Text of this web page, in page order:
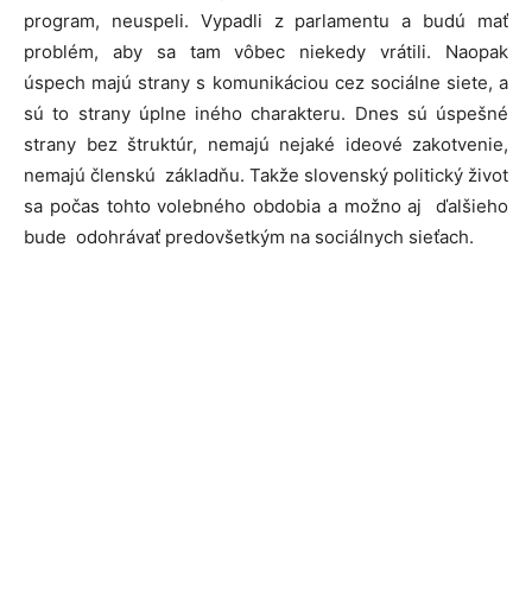
program, neuspeli. Vypadli z parlamentu a budú mať
problém, aby sa tam vôbec niekedy vrátili. Naopak
úspech majú strany s komunikáciou cez sociálne siete, a
sú to strany úplne iného charakteru. Dnes sú úspešné
strany bez štruktúr, nemajú nejaké ideové zakotvenie,
nemajú členskú základňu. Takže slovenský politický život
sa počas tohto volebného obdobia a možno aj ďalšieho
bude odohrávať predovšetkým na sociálnych sieťach.